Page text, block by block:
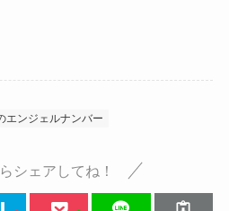
エンジェルナンバー
シェアしてね！